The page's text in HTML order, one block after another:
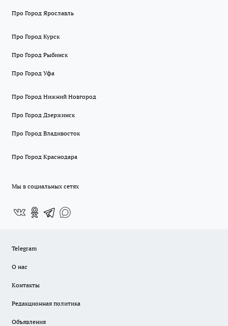
Про Город Ярославль
Про Город Курск
Про Город Рыбинск
Про Город Уфа
Про Город Нижний Новгород
Про Город Дзержинск
Про Город Владивосток
Про Город Краснодара
Мы в социальных сетях
Telegram
О нас
Контакты
Редакционная политика
Объявления